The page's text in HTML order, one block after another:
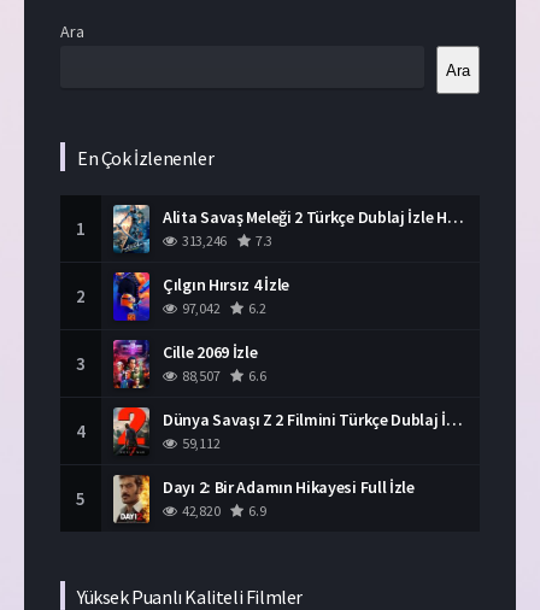
Ara
Ara
En Çok İzlenenler
1 Alita Savaş Meleği 2 Türkçe Dublaj İzle HD Film
313,246 7.3
2 Çılgın Hırsız 4 İzle
97,042 6.2
3 Cille 2069 İzle
88,507 6.6
4 Dünya Savaşı Z 2 Filmini Türkçe Dublaj İzle
59,112
5 Dayı 2: Bir Adamın Hikayesi Full İzle
42,820 6.9
Yüksek Puanlı Kaliteli Filmler